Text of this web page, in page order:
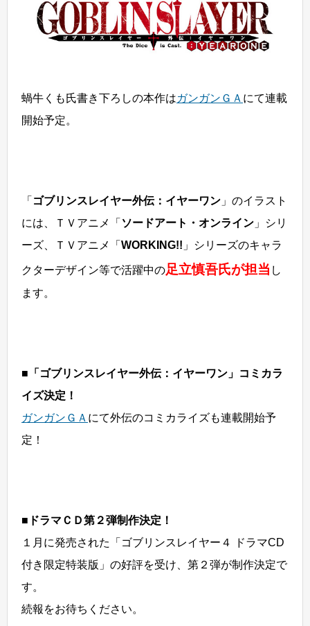
蝸牛くも氏書き下ろしの本作はガンガンＧＡ にて連載
開始予定。
「 ゴブリンスレイヤー外伝：イヤーワン 」のイラスト
には、ＴＶアニメ「 ソードアート・オンライン 」シリ
ーズ、ＴＶアニメ「 WORKING!! 」シリーズのキャラ
クターデザイン等で活躍中の足立慎吾氏が担当 し
ます。
■「ゴブリンスレイヤー外伝：イヤーワン」コミカラ
イズ決定！
ガンガンＧＡ にて外伝のコミカライズも連載開始予
定！
■ドラマＣＤ第２弾制作決定！
１月に発売された「ゴブリンスレイヤー４ ドラマCD
付き限定特装版」の好評を受け、第２弾が制作決定で
す。
続報をお待ちください。